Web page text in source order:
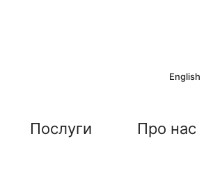
English
Послуги Про нас